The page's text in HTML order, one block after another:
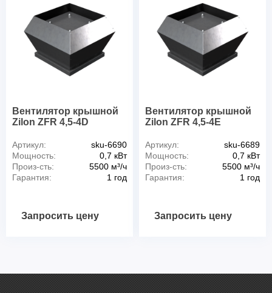
Вентилятор крышной
Zilon ZFR 4,5-4D
Артикул:
sku-6690
Мощность:
0,7 кВт
Произ-сть:
5500 м³/ч
Гарантия:
1 год
Запросить цену
Вентилятор крышной
Zilon ZFR 4,5-4E
Артикул:
sku-6689
Мощность:
0,7 кВт
Произ-сть:
5500 м³/ч
Гарантия:
1 год
Запросить цену